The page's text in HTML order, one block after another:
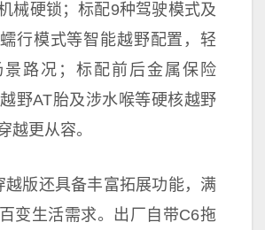
械硬锁；标配9种驾驶模式及
行模式等智能越野配置，轻
路况；标配前后金属保险
野AT胎及涉水喉等硬核越野
越更从容。
越版还具备丰富拓展功能，满
变生活需求。出厂自带C6拖